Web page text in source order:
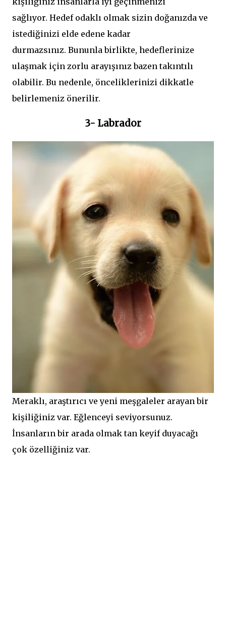
sağlıyor. Hedef odaklı olmak sizin doğanızda ve
istediğinizi elde edene kadar
durmazsınız. Bununla birlikte, hedeflerinize
ulaşmak için zorlu arayışınız bazen takıntılı
olabilir. Bu nedenle, önceliklerinizi dikkatle
belirlemeniz önerilir.
3- Labrador
Meraklı, araştırıcı ve yeni meşgaleler arayan bir
kişiliğiniz var. Eğlenceyi seviyorsunuz.
İnsanların bir arada olmak tan keyif duyacağı
çok özelliğiniz var.